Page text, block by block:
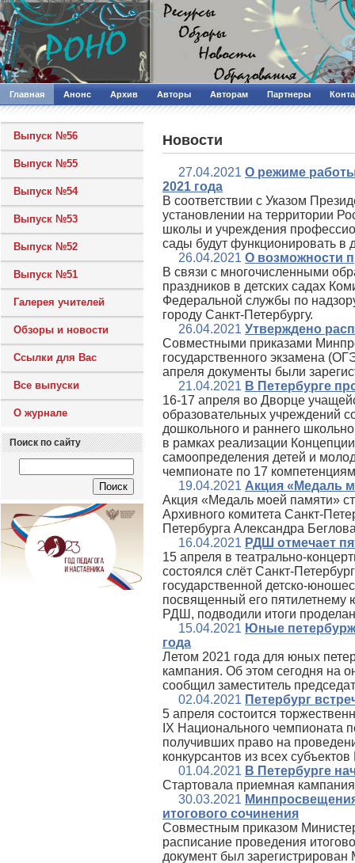
Главная Анонс Архив Авторы Авторам Партнеры
Выпуск №56
Выпуск №55
Выпуск №54
Выпуск №53
Выпуск №52
Выпуск №51
Галерея учителей
Обзоры и новости
Ссылки для Вас
Все выпуски
О журнале
Поиск по сайту
Новости
27.04.2021 О режиме
2021 года
В соответствии с Указом
установлении на территории
школы и учреждения
сады будут функционировать в
26.04.2021 О возможности
В связи с многочисленными
праздников в детских садах
Федеральной службы по
городу Санкт-Петербургу.
26.04.2021 Утверждено
Совместными приказами
государственного экзамена
апреля документы были
21.04.2021 В Петербурге
16-17 апреля во Дворце
образовательных учреждений
дошкольного и раннего
в рамках реализации
самоопределения детей и
чемпионате по 17
19.04.2021 Акция «Медаль
Акция «Медаль моей памяти»
Архивного комитета Санкт-
Петербурга Александра
16.04.2021 РДШ отмечает
15 апреля в театрально-
состоялся слёт Санкт-
государственной детско-
посвященный его пятилетнему
РДШ, подводили итоги
15.04.2021 Юные
года
Летом 2021 года для юных
кампания. Об этом сегодня на
сообщил заместитель
02.04.2021 Петербург
5 апреля состоится
IX Национального чемпионата
получивших право на
конкурсантов из всех
01.04.2021 В Петербурге
Стартовала приемная
30.03.2021
итогового сочинения
Совместным приказом
расписание проведения
документ был